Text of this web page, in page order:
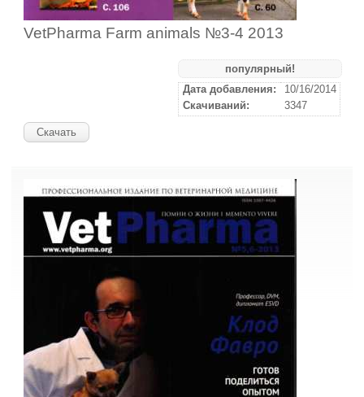
VetPharma Farm animals №3-4 2013
популярный!
Дата добавления:
10/16/2014
Скачиваний:
3347
Скачать